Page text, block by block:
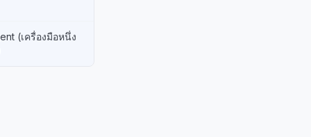
(เครื่องมือหนึ่ง